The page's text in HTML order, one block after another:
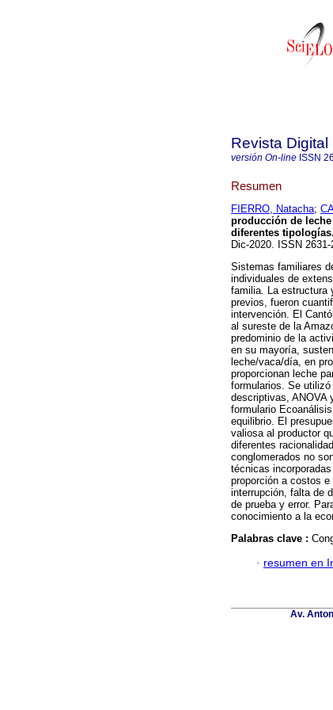
Revista
versión On-line ISSN
Resumen
FIERRO, Natacha;
producción de
diferentes tipologías.
Dic-2020. ISSN
Sistemas familiares
individuales de
familia. La estructura
previos, fueron
intervención. El
al sureste de la
predominio de la
en su mayoría,
leche/vaca/día, en
proporcionan leche
formularios. Se
descriptivas, ANOVA
formulario
equilibrio. El
valiosa al productor
diferentes
conglomerados no
técnicas
proporción a costos
interrupción, falta de
de prueba y error.
conocimiento a la
Palabras clave :
· resumen en
Av.